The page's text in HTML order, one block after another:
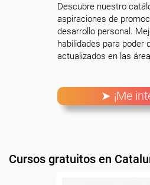
Descubre nuestro
aspiraciones de
desarrollo personal.
habilidades para poder
actualizados en las
➤ ¡Me
Cursos gratuitos en